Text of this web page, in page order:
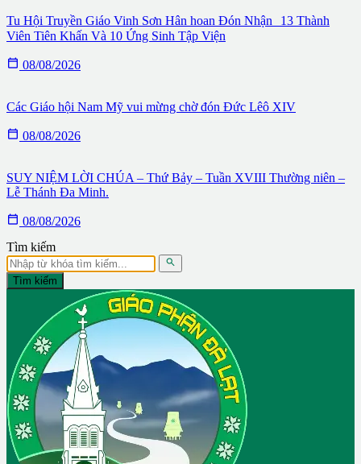
Tu Hội Truyền Giáo Vinh Sơn Hân hoan Đón Nhận 13 Thành
Viên Tiên Khấn Và 10 Ứng Sinh Tập Viện
 08/08/2026
Các Giáo hội Nam Mỹ vui mừng chờ đón Đức Lêô XIV
 08/08/2026
SUY NIỆM LỜI CHÚA – Thứ Bảy – Tuần XVIII Thường niên –
Lễ Thánh Đa Minh.
 08/08/2026
Tìm kiếm

Tìm kiếm